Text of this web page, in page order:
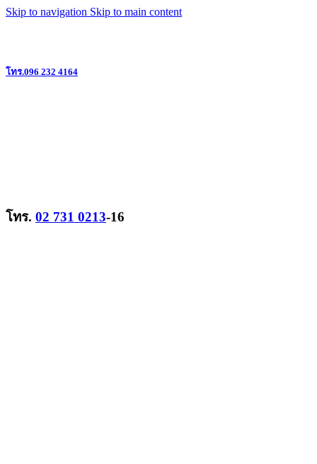
Skip to navigation Skip to main content
โทร.096 232 4164
โทร. 02 731 0213-16